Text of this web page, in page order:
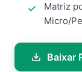
Matriz
Micro/
Baixar